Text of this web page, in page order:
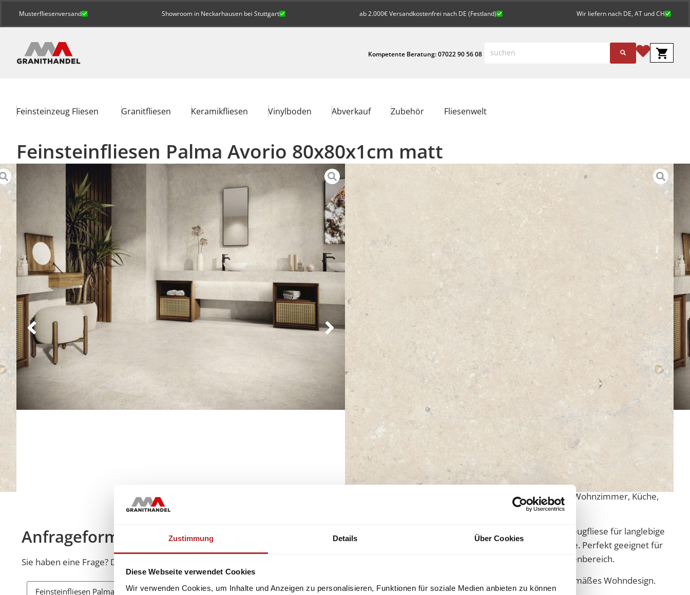
Zustimmung Details Über Cookies
Diese Webseite verwendet Cookies
Wir verwenden Cookies, um Inhalte und Anzeigen zu personalisieren, Funktionen für soziale Medien anbieten zu können
Musterfliesenversand Showroom in Neckarhausen bei Stuttgart ab 2.000€ Versandkostenfrei nach DE (Festland) Wir liefern nach DE, AT und CH
Kompetente Beratung: 07022 90 56 08
Feinsteinzeug Fliesen Granitfliesen Keramikfliesen Vinylboden Abverkauf Zubehör Fliesenwelt
Feinsteinfliesen Palma Avorio 80x80x1cm matt
Anfrageformular
Sie haben eine Frage? Diese beantworten wir Ihnen gerne.
36,90
29,52
inkl. MwSt.
Pakete
Alternative:
Abriebklasse 4 geeignet für Fußbodenheizung geeignet für Innen & Außen
quadratische Form Wand- und Bodenfliesen frostsicher rektifiziert
1. Wahl Premiumqualität Fliesen aus Spanien Rutschhemmung: R9
2-3 Wochen
Muster bestellen Sockelleisten bestellen
Feinsteinfliesen Palma Avorio
80x80x1cm matt
Die Feinsteinfliesen Palma Avorio 80x80x1 cm matt begeistern mit einer
warmen Avorio‑Steinoptik und modernem Großformat. Das matte Finish
schafft eine natürliche, elegante Atmosphäre – ideal für Wohnzimmer, Küche,
Gefertigt in Spanien, steht diese hochwertige
Feinsteinzeugfliese für langlebige
Qualität, Frostbeständigkeit und pflegeleichte Oberfläche. Perfekt geeignet für
Boden, Wand und Fußbodenheizung im Innen‑ und Außenbereich.
Palma Avorio 80×80 cm matt – stilvolle Lösung für zeitgemäßes Wohndesign.